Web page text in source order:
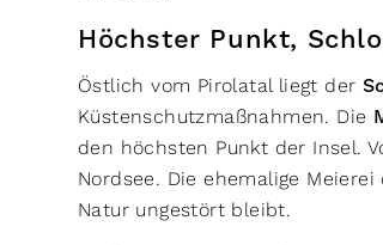
Höchster Punkt,
Östlich vom Pirolatal liegt der
Küstenschutzmaßnahmen. Die
den höchsten Punkt der Insel.
Nordsee. Die ehemalige
Natur ungestört bleibt.